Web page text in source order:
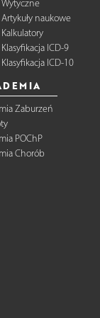
Wytyczne
Artykuły naukowe
Kalkulatory
Klasyfikacja ICD-9
Klasyfikacja ICD-10
Zaburzeń
POChP
Chorób